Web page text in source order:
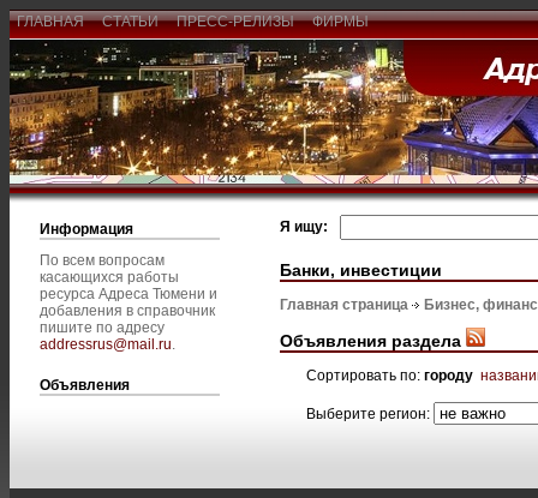
ГЛАВНАЯ СТАТЬИ ПРЕСС-РЕЛИЗЫ ФИРМЫ
Информация
По всем вопросам
касающихся работы
ресурса Адреса Тюмени и
добавления в справочник
пишите по адресу
addressrus@mail.ru.
Объявления
Я ищу:
Банки, инвестиции
Главная страница Бизнес,
Объявления раздела
Сортировать по: городу
Выберите регион: